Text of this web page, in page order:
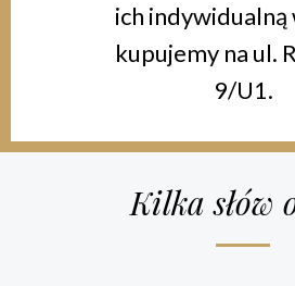
ich indywidualną
kupujemy na ul.
9/U1.
Kilka słów